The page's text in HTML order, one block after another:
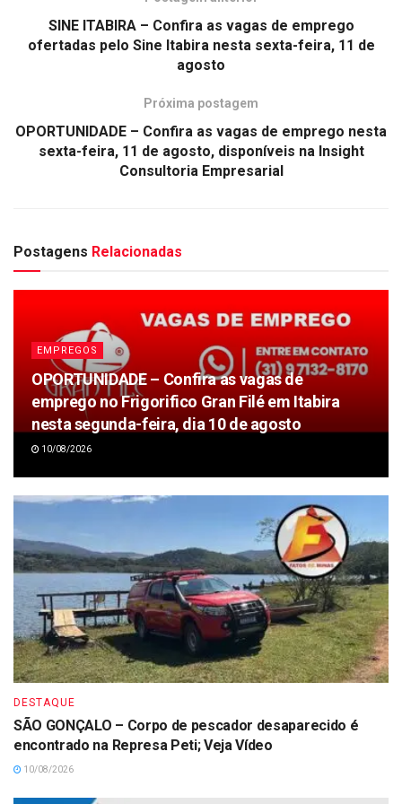
SINE ITABIRA – Confira as vagas de emprego
ofertadas pelo Sine Itabira nesta sexta-feira, 11 de
agosto
Próxima postagem
OPORTUNIDADE – Confira as vagas de emprego nesta
sexta-feira, 11 de agosto, disponíveis na Insight
Consultoria Empresarial
Postagens Relacionadas
EMPREGOS
OPORTUNIDADE – Confira as vagas de
emprego no Frigorifico Gran Filé em Itabira
nesta segunda-feira, dia 10 de agosto
10/08/2026
DESTAQUE
SÃO GONÇALO – Corpo de pescador desaparecido é
encontrado na Represa Peti; Veja Vídeo
10/08/2026